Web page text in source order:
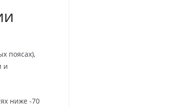
поясах),
и
ниже -70